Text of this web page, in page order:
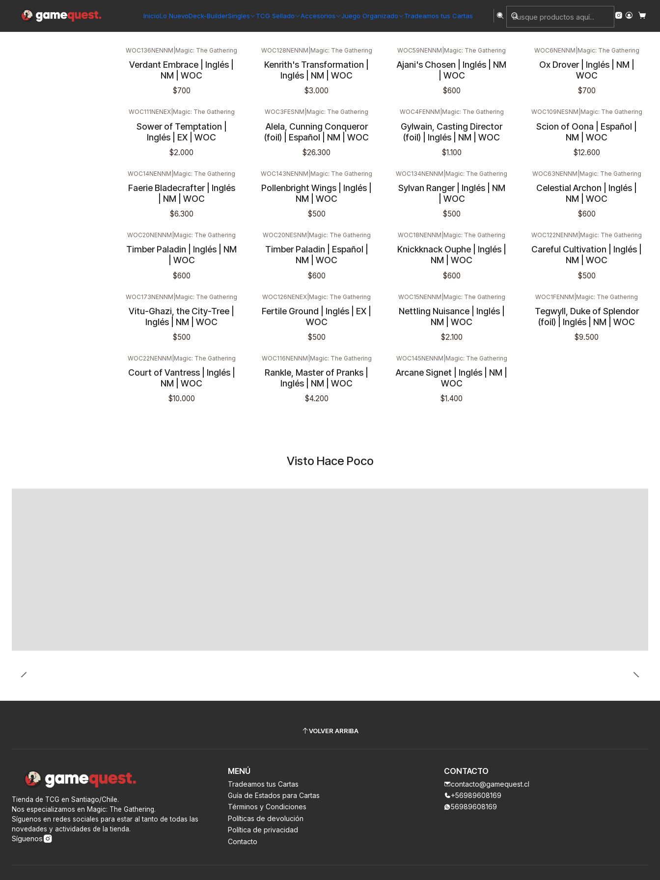
InicioLo NuevoDeck-BuilderSingles TCG Sellado Accesorios Juego Organizado Tradeamos tus Cartas
Inicio Singles Magic: The Gathering Edición Wilds of Eldraine Commander
WOC136NENNM Magic: The Gathering
Verdant Embrace | Inglés |
NM | WOC
$700
WOC128NENNM Magic: The Gathering
Kenrith's Transformation |
Inglés | NM | WOC
$3.000
WOC59NENNM Magic: The Gathering
Ajani's Chosen | Inglés | NM
| WOC
$600
WOC6NENNM Magic: The Gathering
Ox Drover | Inglés | NM |
WOC
$700
WOC111NENEX| Magic: The Gathering
Sower of Temptation |
Inglés | EX | WOC
$2.000
WOC3FESNM Magic: The Gathering
Alela, Cunning Conqueror
(foil) | Español | NM | WOC
$26.300
WOC4FENNM Magic: The Gathering
Gylwain, Casting Director
(foil) | Inglés | NM | WOC
$1.100
WOC109NESNM Magic: The Gathering
Scion of Oona | Español |
NM | WOC
$12.600
WOC14NENNM Magic: The Gathering
Faerie Bladecrafter | Inglés
| NM | WOC
$6.300
WOC143NENNM Magic: The Gathering
Pollenbright Wings | Inglés |
NM | WOC
$500
WOC134NENNM Magic: The Gathering
Sylvan Ranger | Inglés | NM
| WOC
$500
WOC63NENNM Magic: The Gathering
Celestial Archon | Inglés |
NM | WOC
$600
WOC20NENNM Magic: The Gathering
Timber Paladin | Inglés | NM
| WOC
$600
WOC20NESNM Magic: The Gathering
Timber Paladin | Español |
NM | WOC
$600
WOC18NENNM Magic: The Gathering
Knickknack Ouphe | Inglés |
NM | WOC
$600
WOC122NENNM Magic: The Gathering
Careful Cultivation | Inglés |
NM | WOC
$500
WOC173NENNM Magic: The Gathering
Vitu-Ghazi, the City-Tree |
Inglés | NM | WOC
$500
WOC126NENEX Magic: The Gathering
Fertile Ground | Inglés | EX |
WOC
$500
WOC15NENNM Magic: The Gathering
Nettling Nuisance | Inglés |
NM | WOC
$2.100
WOC1FENNM Magic: The Gathering
Tegwyll, Duke of Splendor
(foil) | Inglés | NM | WOC
$9.500
WOC22NENNM Magic: The Gathering
Court of Vantress | Inglés |
NM | WOC
$10.000
Nuevo
WOC116NENNM Magic: The Gathering
Rankle, Master of Pranks |
Inglés | NM | WOC
$4.200
Nuevo
WOC145NENNM Magic: The Gathering
Arcane Signet | Inglés | NM |
WOC
$1.400
Visto Hace Poco
VOLVER ARRIBA
Tienda de TCG en Santiago/Chile.
Nos especializamos en Magic: The Gathering.
Síguenos en redes sociales para estar al tanto de todas las
novedades y actividades de la tienda.
Síguenos
MENÚ
Tradeamos tus Cartas
Guía de Estados para Cartas
Términos y Condiciones
Políticas de devolución
Política de privacidad
Contacto
CONTACTO
contacto@gamequest.cl
+56989608169
56989608169